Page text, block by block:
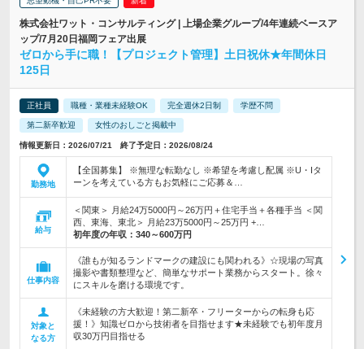
株式会社ワット・コンサルティング | 上場企業グループ/4年連続ベースア
ップ/7月20日福岡フェア出展
ゼロから手に職！【プロジェクト管理】土日祝休★年間休日
125日
正社員 職種・業種未経験OK 完全週休2日制 学歴不問
第二新卒歓迎 女性のおしごと掲載中
情報更新日：2026/07/21 終了予定日：2026/08/24
勤務地
【全国募集】 ※無理な転勤なし ※希望を考慮し配属 ※U・Iタ
ーンを考えている方もお気軽にご応募＆…
給与
＜関東＞ 月給24万5000円～26万円＋住宅手当＋各種手当 ＜関
西、東海、東北＞ 月給23万5000円～25万円 +…
初年度の年収： 340～600万円
仕事内容
《誰もが知るランドマークの建設にも関われる》☆現場の写真
撮影や書類整理など、簡単なサポート業務からスタート。徐々
にスキルを磨ける環境です。
対象と
なる方
《未経験の方大歓迎！第二新卒・フリーターからの転身も応
援！》知識ゼロから技術者を目指せます★未経験でも初年度月
収30万円目指せる